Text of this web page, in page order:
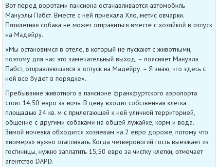
Вот перед воротами пансиона останавливается автомобиль
Мануэлы Пабст. Вместе с ней приехала Хло, метис овчарки.
Пятилетняя собака не может отправиться вместе с хозяйкой в отпуск
на Мадейру.
«Мы остановимся в отеле, в который не пускают с животными,
поэтому для нас это замечательный выход, – поясняет Мануэла
Пабст, отправляющаяся в отпуск на Мадейру. – Я знаю, что здесь с
ней все будет в порядке».
Пребывание животного в пансионе франкфуртского аэропорта
стоит 14,50 евро за ночь. В цену входит собственная клетка
площадью 24 кв. м с прилегающей к ней уличной территорией,
общение с другими собаками на общей лужайке, корм и вода.
Зимой ночевка обходится хозяевам на 2 евро дороже, потому что
«номера» нужно отапливать. Когда четвероногий гость выезжает из
гостиницы, нужно заплатить 15,50 евро за чистку клетки, отмечает
агентство DAPD.